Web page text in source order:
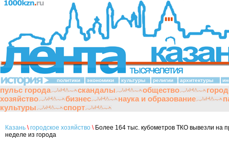
политики экономики культуры религии архитектуры
пульс города скандалы общество
хозяйство
бизнес наука и образование
культуры
спорт
Казань \ городское хозяйство \Более 164 тыс. кубометров ТКО вывезли на
неделе из города